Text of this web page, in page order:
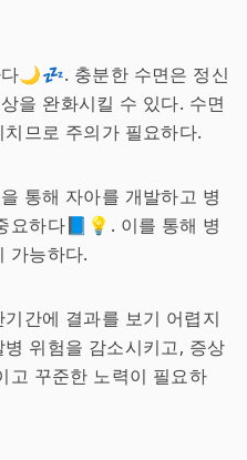
🌙💤. 충분한 수면은 정신
을 완화시킬 수 있다. 수면
므로 주의가 필요하다.
통해 자아를 개발하고 병
요하다📘💡. 이를 통해 병
가능하다.
간에 결과를 보기 어렵지
위험을 감소시키고, 증상
고 꾸준한 노력이 필요하